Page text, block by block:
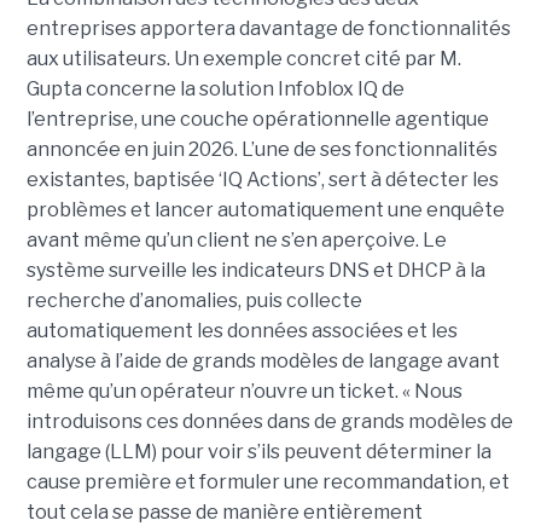
entreprises apportera davantage de fonctionnalités
aux utilisateurs. Un exemple concret cité par M.
Gupta concerne la solution Infoblox IQ de
l’entreprise, une couche opérationnelle agentique
annoncée en juin 2026. L’une de ses fonctionnalités
existantes, baptisée ‘IQ Actions’, sert à détecter les
problèmes et lancer automatiquement une enquête
avant même qu’un client ne s’en aperçoive. Le
système surveille les indicateurs DNS et DHCP à la
recherche d’anomalies, puis collecte
automatiquement les données associées et les
analyse à l’aide de grands modèles de langage avant
même qu’un opérateur n’ouvre un ticket. « Nous
introduisons ces données dans de grands modèles de
langage (LLM) pour voir s’ils peuvent déterminer la
cause première et formuler une recommandation, et
tout cela se passe de manière entièrement